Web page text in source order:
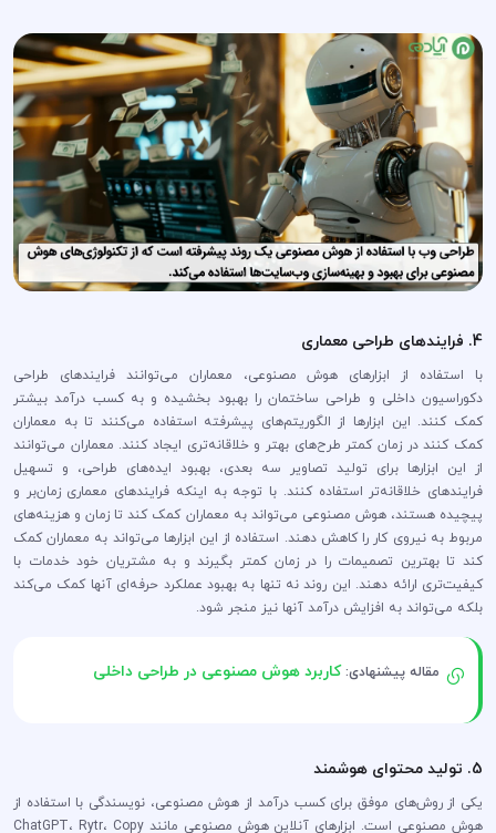
4. فرایندهای طراحی معماری
با استفاده از ابزارهای هوش مصنوعی، معماران می‌توانند فرایندهای طراحی
دکوراسیون داخلی و طراحی ساختمان را بهبود بخشیده و به کسب درآمد بیشتر
کمک کنند. این ابزارها از الگوریتم‌های پیشرفته استفاده می‌کنند تا به معماران
کمک کنند در زمان کمتر طرح‌های بهتر و خلاقانه‌تری ایجاد کنند. معماران می‌توانند
از این ابزارها برای تولید تصاویر سه بعدی، بهبود ایده‌های طراحی، و تسهیل
فرایندهای خلاقانه‌تر استفاده کنند. با توجه به اینکه فرایندهای معماری زمان‌بر و
پیچیده هستند، هوش مصنوعی می‌تواند به معماران کمک کند تا زمان و هزینه‌های
مربوط به نیروی کار را کاهش دهند. استفاده از این ابزارها می‌تواند به معماران کمک
کند تا بهترین تصمیمات را در زمان کمتر بگیرند و به مشتریان خود خدمات با
کیفیت‌تری ارائه دهند. این روند نه تنها به بهبود عملکرد حرفه‌ای آنها کمک می‌کند
بلکه می‌تواند به افزایش درآمد آنها نیز منجر شود.
مقاله پیشنهادی:کاربرد هوش مصنوعی در طراحی داخلی
5. تولید محتوای هوشمند
یکی از روش‌های موفق برای کسب درآمد از هوش مصنوعی، نویسندگی با استفاده از
هوش مصنوعی است. ابزارهای آنلاین هوش مصنوعی مانند ChatGPT، Rytr، Copy